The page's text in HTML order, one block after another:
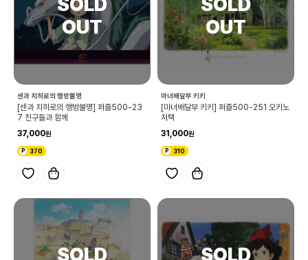
센과 치히로의 행방불명
[센과 치히로의 행방불명] 퍼즐500-23
7 친구들과 함께
37,000
370
마녀배달부 키키
[마녀배달부 키키] 퍼즐500-251 오키노
저택
31,000
310